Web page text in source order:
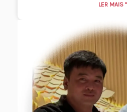
LER MAIS "